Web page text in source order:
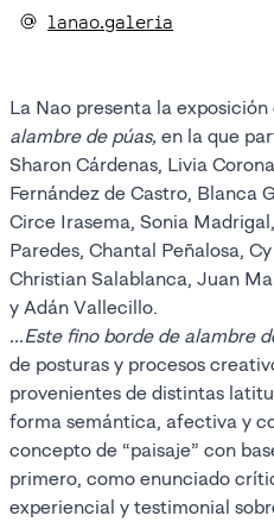
lanao.galeria
La Nao presenta la
alambre de púas, en la que
Sharon Cárdenas, Livia
Fernández de Castro, Blanca
Circe Irasema, Sonia
Paredes, Chantal Peñalosa,
Christian Salablanca, Juan
y Adán Vallecillo.
...Este fino borde de alambre
de posturas y procesos
provenientes de distintas
forma semántica, afectiva y
concepto de “paisaje” con
primero, como enunciado
experiencial y testimonial